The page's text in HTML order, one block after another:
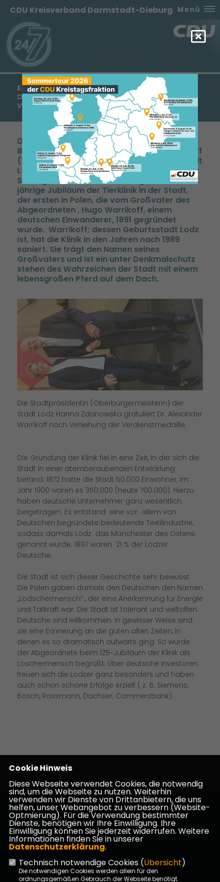
CDU Kreisverband Darmstadt-Dieburg Menü
EHEMALIGER CDU-BUNDESTAGSABGEORDNETER
DR. ALEXANDER WARRIKOFF ERHÄLT
VERDIENSTMEDAILLE DER STADT LODZ
Der langjährige frühere hessische CDU
Bundestagsabgeordnete Alexander Warrikoff
(1983 -1994 ), wurde von der polnischen Stadt
Lodz ( Lodsch) mit der Verdienstmedaille der
Stadt geehrt. Anlass der Ehrung ist das 125-
jährige Jubiläum der Tierklinik in der Stadt,
der ersten in Polen, die vom Großvater des
Abgeordneten , Hugo Warrikoff, einem
deutschen Einwanderer, 1891 gegründet
wurde. Warrikoff; dessen Geburtsstadt Lodz
ist, hat die Klinik in den Jahren nach 1989
saniert. Sie trägt den Namen seines
Großvaters und ist ein unter Denkmalschutz
stehen des Wahrzeichen der Stadt mit einem
lebensgroßen Pferd auf dem Dach.
Die Stadtpräsidentin (Oberbürgermeisterin) der
Stadt Lodz Hanna Zdanowska gratuliert Dr. Alexander
Warrikoff nach Verleihung der Verdienstmedaille.
Die Gründung der Klinik fiel in eine Zeit, in der sich die
Stadt in einer atemberaubenden Entwicklung
befand. 1872 hatte die Stadt 50.000 Einwohner, im
Jahr 1900 waren es 350.000 (heute 700.000). Hierzu
haben deutsche Unternehmer ganz wesentlich
beigetragen. Es entstand eine vor allem von
Deutschen begründete bedeutende Textilindustrie,
sodass damals Lodz das Manchester des Ostens
genannt wurde. 1897 waren 21 % der Lodzer
Deutsche.
Die Stadt ist sich dieser Geschichte sehr bewusst.
Die Polen gaben damals den Deutschen den Namen
Lodschermensch“ , der eine Anerkennung für Energie
und Tatkraft war. Die Stadt ist tolerant und weltoffen.
Deutsche sind willkommen. In gewisser Weise sind
sie eine Erinnerung an die guten alten Zeiten, in
denen es so dramatisch aufwärts ging. So wurde
der Abgeordnete beim 125-Jubiläum der Klinik als
Loschermensch begrüßt. Über deutsche Investoren
freuen sich die Lodzer ganz besonders und haben
auch schon schöne Erfolge erzielt ( z. B. Siemens,
Bosch, Rossmann, Dachser. Commerzbank).
30.05.2017, 14:30 Uhr
Homepage des CDU Kreisverbandes Darmstadt-
Dieburg
Impressum Datenschutz Kontakt
Cookie Hinweis
Diese Webseite verwendet Cookies, die notwendig
sind, um die Webseite zu nutzen. Weiterhin
verwenden wir Dienste von Drittanbietern, die uns
helfen, unser Webangebot zu verbessern (Website-
Optmierung). Für die Verwendung bestimmter
Dienste, benötigen wir Ihre Einwilligung. Ihre
Einwilligung können Sie jederzeit widerrufen. Weitere
Informationen finden Sie in unserer
Datenschutzerklärung.
Technisch notwendige Cookies (Übersicht)
Die notwendigen Cookies werden allein für den
ordnungsgemäßen Gebrauch der Webseite benötigt.